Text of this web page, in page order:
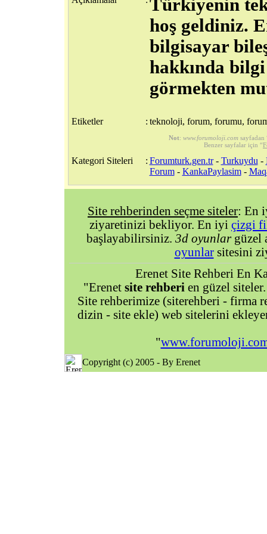
Türkiyenin
hoş geldiniz.
bilgisayar
hakkında
görmekten
Etiketler : teknoloji, forum, forumu,
Not: www.forumoloji.com sayfadan
Benzer sayfalar için “
Kategori Siteleri : Forumturk.gen.tr- Turkuydu -
Forum- KankaPaylasim-
Site rehberinden seçme siteler: En
ziyaretinizi bekliyor. En iyi çizgi
başlayabilirsiniz. 3d oyunlargüzel
oyunlarsitesini
Erenet Site Rehberi En
"Erenet site rehberi en güzel
Site rehberimize (siterehberi - firma
dizin - site ekle) web sitelerini
"
Copyright (c) 2005 - By Erenet